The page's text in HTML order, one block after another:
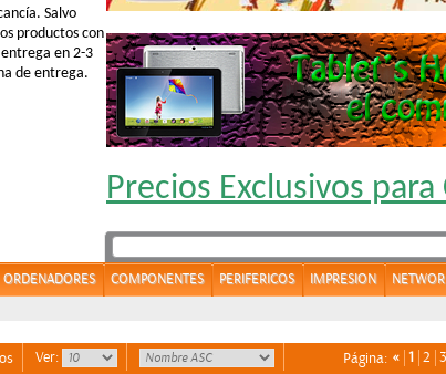
Salvo
productos con
en 2-3
de entrega.
Precios Exclusivos
ORDENADORES COMPONENTES PERIFERICOS IMPRESION
Ver: Página: « 1 2 3